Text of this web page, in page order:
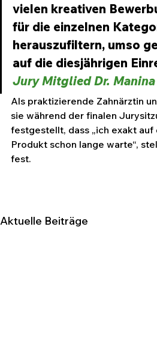
vielen kreativen
für die einzelnen
herauszufiltern, umso
auf die diesjährigen
Jury Mitglied Dr.
Als praktizierende Zahnärztin
sie während der finalen
festgestellt, dass „ich exakt
Produkt schon lange warte“,
fest.
Aktuelle Beiträge